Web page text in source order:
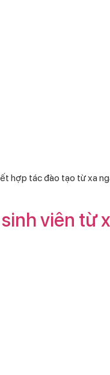
hợp tác đào tạo từ xa
viên từ